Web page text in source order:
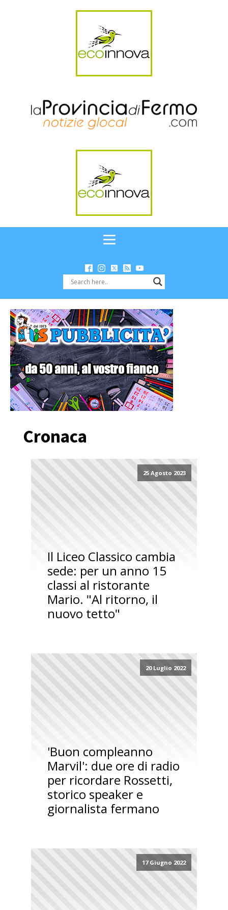
Cronaca
25 Agosto 2023
Il Liceo Classico cambia
sede: per un anno 15
classi al ristorante
Mario. "Al ritorno, il
nuovo tetto"
20 Luglio 2022
'Buon compleanno
Marvil': due ore di radio
per ricordare Rossetti,
storico speaker e
giornalista fermano
17 Giugno 2022